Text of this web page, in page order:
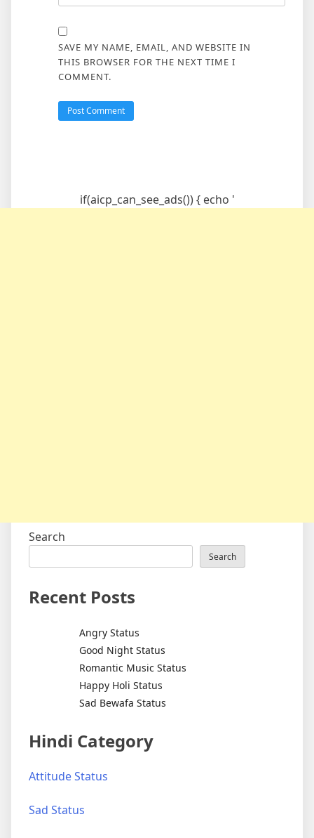
SAVE MY NAME, EMAIL, AND WEBSITE IN
THIS BROWSER FOR THE NEXT TIME I
COMMENT.
if(aicp_can_see_ads()) { echo '
Search
Search
Recent Posts
Angry Status
Good Night Status
Romantic Music Status
Happy Holi Status
Sad Bewafa Status
Hindi Category
Attitude Status
Sad Status